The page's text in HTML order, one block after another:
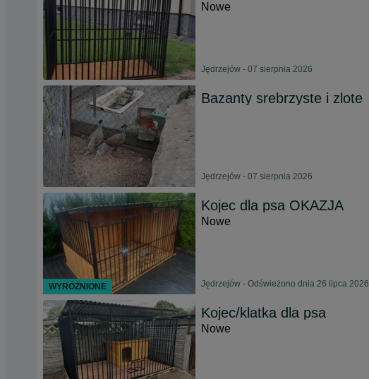
Nowe
Jędrzejów - 07 sierpnia 2026
Bazanty srebrzyste i zlote
Jędrzejów - 07 sierpnia 2026
Kojec dla psa OKAZJA
Nowe
Jędrzejów - Odświeżono dnia 26 lipca 2026
Kojec/klatka dla psa
Nowe
WYRÓŻNIONE